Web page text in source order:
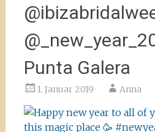
Punta Galera
1. Januar 2019 Anna